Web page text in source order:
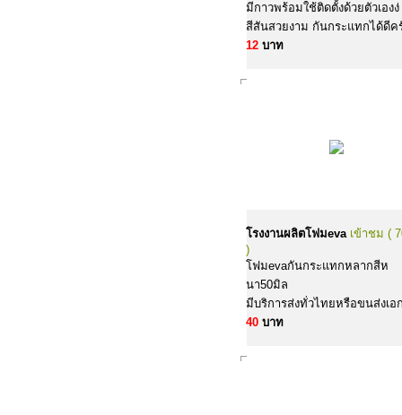
มีกาวพร้อมใช้ติดตั้งด้วยตัวเอง
สีสันสวยงาม กันกระแทกได้ดีค
12บาท
โรงงานผลิตโฟมeva เข้าชม (
)
โฟมevaกันกระแทกหลากสีห
นา50มิล
มีบริการส่งทั่วไทยหรือขนส่งเอ
40บาท